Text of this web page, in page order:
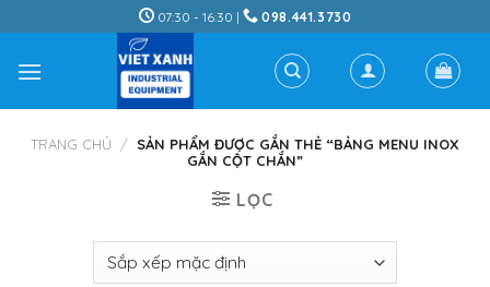
to
content
07:30 - 16:30 | 098.441.3730
TRANG CHỦ / SẢN PHẨM ĐƯỢC GẮN THẺ “BẢNG MENU INOX
GẮN CỘT CHẮN”
LỌC